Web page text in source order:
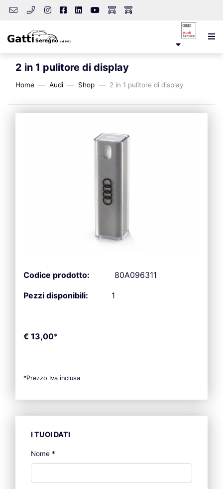
2 in 1 pulitore di display
Home Audi Shop 2 in 1 pulitore di display
Codice prodotto: 80A096311
Pezzi disponibili: 1
€ 13,00*
*Prezzo Iva inclusa
I TUOI DATI
Nome *